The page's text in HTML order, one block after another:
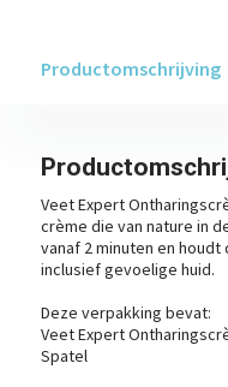
Productomschrijving
Veet Expert
crème die van nature in
vanaf 2 minuten en
inclusief gevoelige huid.
Deze verpakking bevat:
Veet Expert
Spatel